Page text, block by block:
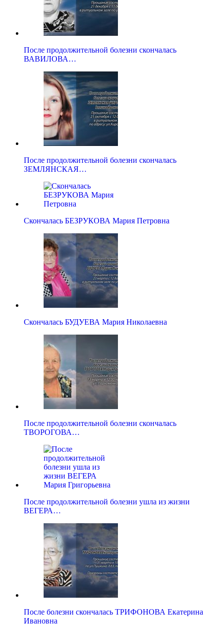
После продолжительной болезни скончалась
ВАВИЛОВА…
После продолжительной болезни скончалась
ЗЕМЛЯНСКАЯ…
Скончалась БЕЗРУКОВА Мария Петровна
Скончалась БУДУЕВА Мария Николаевна
После продолжительной болезни скончалась
ТВОРОГОВА…
После продолжительной болезни ушла из жизни
ВЕГЕРА…
После болезни скончалась ТРИФОНОВА Екатерина
Ивановна